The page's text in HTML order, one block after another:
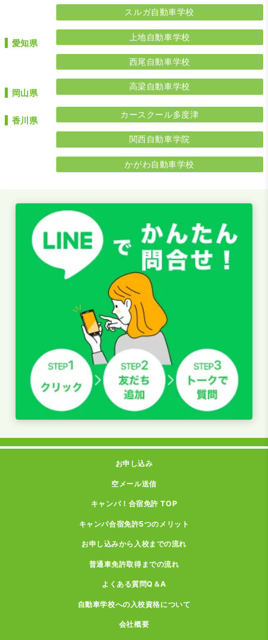
スルガ自動車学校
愛知県
上地自動車学校
西尾自動車学校
岡山県
高梁自動車学校
香川県
カースクール多度津
関西自動車学院
かがわ自動車学校
お申し込み
空メール送信
キャンパ！合宿免許 TOP
キャンパ合宿免許5つのメリット
お申し込みから入校までの流れ
普通車免許取得までの流れ
よくある質問Q＆A
自動車学校への入校資格について
会社概要